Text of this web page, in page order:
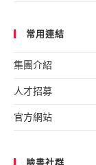
常用連結
集團介紹
人才招募
官方網站
臉書社群